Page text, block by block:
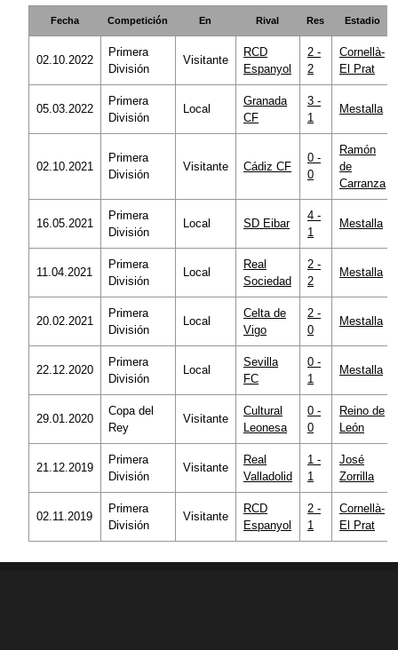
Fecha Competición En Rival Res Estadio
02.10.2022
Primera
División
Visitante
RCD
Espanyol
2 -
2
Cornellà-
El Prat
05.03.2022
Primera
División
Local
Granada
CF
3 -
1
Mestalla
02.10.2021
Primera
División
Visitante Cádiz CF
0 -
0
Ramón
de
Carranza
16.05.2021
Primera
División
Local SD Eibar
4 -
1
Mestalla
11.04.2021
Primera
División
Local
Real
Sociedad
2 -
2
Mestalla
20.02.2021
Primera
División
Local
Celta de
Vigo
2 -
0
Mestalla
22.12.2020
Primera
División
Local
Sevilla
FC
0 -
1
Mestalla
29.01.2020
Copa del
Rey
Visitante
Cultural
Leonesa
0 -
0
Reino de
León
21.12.2019
Primera
División
Visitante
Real
Valladolid
1 -
1
José
Zorrilla
02.11.2019
Primera
División
Visitante
RCD
Espanyol
2 -
1
Cornellà-
El Prat